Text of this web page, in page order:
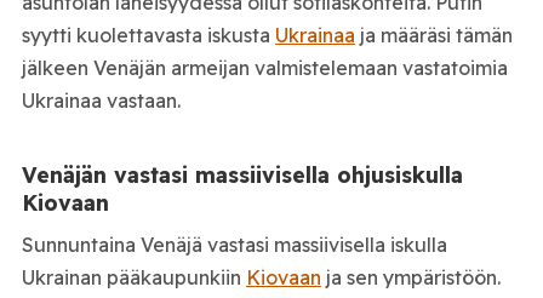
syytti kuolettavasta iskusta Ukrainaa ja määräsi tämän
jälkeen Venäjän armeijan valmistelemaan vastatoimia
Ukrainaa vastaan.
Venäjän vastasi massiivisella ohjusiskulla
Kiovaan
Sunnuntaina Venäjä vastasi massiivisella iskulla
Ukrainan pääkaupunkiin Kiovaan ja sen ympäristöön.